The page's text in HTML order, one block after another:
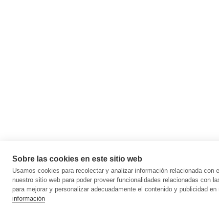
Sobre las cookies en este sitio web
Usamos cookies para recolectar y analizar información relacionada con
nuestro sitio web para poder proveer funcionalidades relacionadas con
para mejorar y personalizar adecuadamente el contenido y publicidad
información